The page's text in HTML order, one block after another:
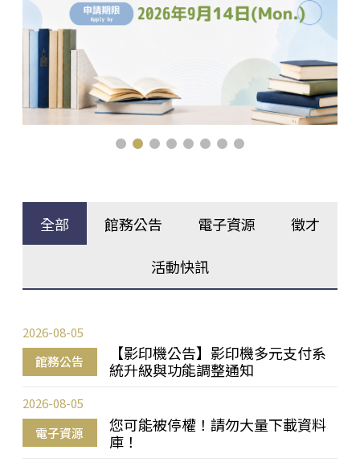
全部 館務公告 電子資源 徵才
活動快訊
館務公告
【影印機公告】影印機多元支付系
統升級與功能調整通知
2026-08-05
電子資源
您可能被停權！請勿大量下載資料
庫！
2026-08-05